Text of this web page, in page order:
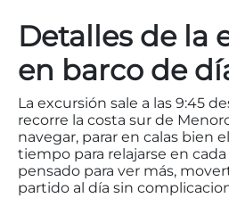
Detalles de la
en barco de
La excursión sale a las 9:45
recorre la costa sur de
navegar, parar en calas bien
tiempo para relajarse en
pensado para ver más,
partido al día sin